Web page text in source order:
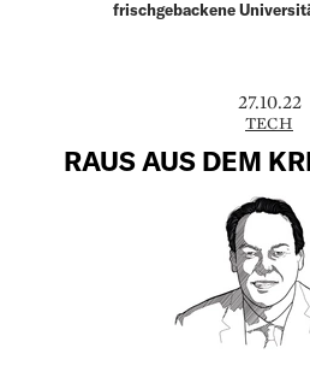
frischgebackene
27.10.22
TECH
RAUS AUS DEM